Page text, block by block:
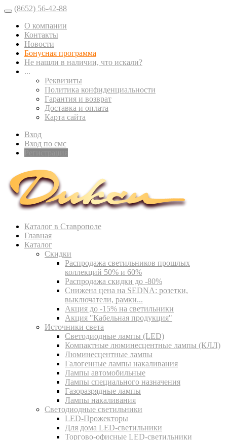
(8652) 56-42-88
О компании
Контакты
Новости
Бонусная программа
Не нашли в наличии, что искали?
...
Реквизиты
Политика конфиденциальности
Гарантия и возврат
Доставка и оплата
Карта сайта
Вход
Вход по смс
Каталог в Ставрополе
Главная
Каталог
Скидки
Распродажа светильников прошлых
коллекций 50% и 60%
Распродажа скидки до -80%
Cнижена цена на SEDNA: розетки,
выключатели, рамки...
Акция до -15% на светильники
Акция "Кабельная продукция"
Источники света
Светодиодные лампы (LED)
Компактные люминесцентные лампы (КЛЛ)
Люминесцентные лампы
Галогенные лампы накаливания
Лампы автомобильные
Лампы специального назначения
Газоразрядные лампы
Лампы накаливания
Светодиодные светильники
LED-Прожекторы
Для дома LED-светильники
Торгово-офисные LED-светильники